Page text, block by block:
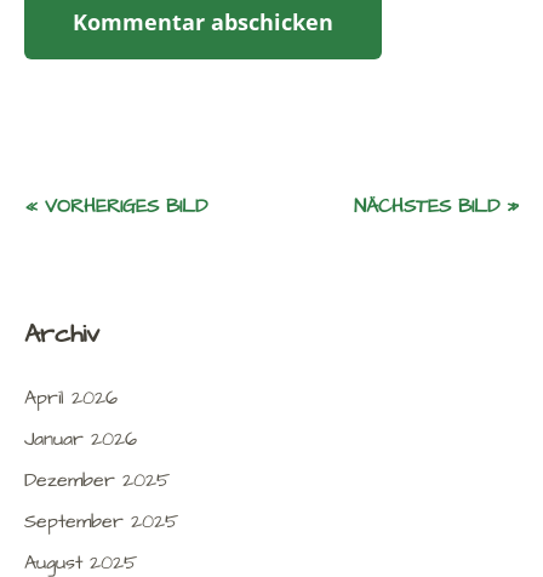
« VORHERIGES BILD NÄCHSTES BILD »
Archiv
April 2026
Januar 2026
Dezember 2025
September 2025
August 2025